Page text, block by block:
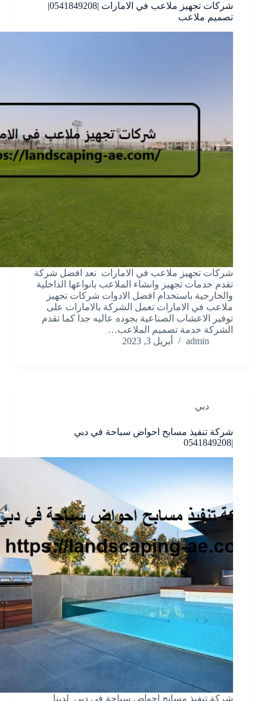
شركات تجهيز ملاعب في الامارات |0541849208|
تصميم ملاعب
شركات تجهيز ملاعب في الامارات نعد افضل شركة
تقدم خدمات تجهيز وانشاء الملاعب بانواعها الداخلية
والخارجية باستخدام افضل الادوات شركات تجهيز
ملاعب في الامارات تعمل الشركة بالامارات على
توفير الاعشاب الصناعية بجوده عاليه جدا كما تقدم
الشركة خدمة تصميم الملاعب…
admin
أبريل 3, 2023
دبي
شركة تنفيذ مسابح احواض سباحة في دبي
|0541849208
شركة تنفيذ مسابح احواض سباحة في دبي لدينا